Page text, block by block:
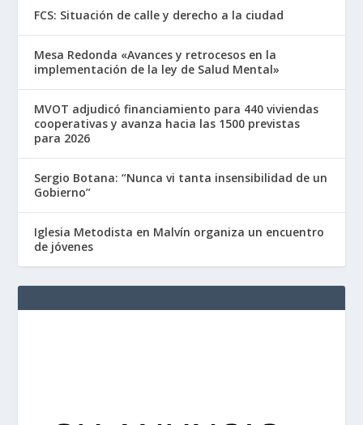
FCS: Situación de calle y derecho a la ciudad
Mesa Redonda «Avances y retrocesos en la
implementación de la ley de Salud Mental»
MVOT adjudicó financiamiento para 440 viviendas
cooperativas y avanza hacia las 1500 previstas
para 2026
Sergio Botana: “Nunca vi tanta insensibilidad de un
Gobierno”
Iglesia Metodista en Malvín organiza un encuentro
de jóvenes